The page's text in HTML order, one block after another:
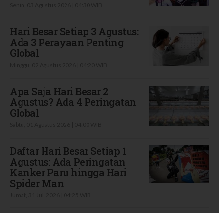
Hari Besar Setiap 3 Agustus:
Ada 3 Perayaan Penting
Global
Apa Saja Hari Besar 2
Agustus? Ada 4 Peringatan
Global
Daftar Hari Besar Setiap 1
Agustus: Ada Peringatan
Kanker Paru hingga Hari
Spider Man